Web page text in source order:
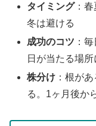
タイミング：春
冬は避ける
成功のコツ ：
日が当たる場所
株分け ：根が
る。1ヶ月後か